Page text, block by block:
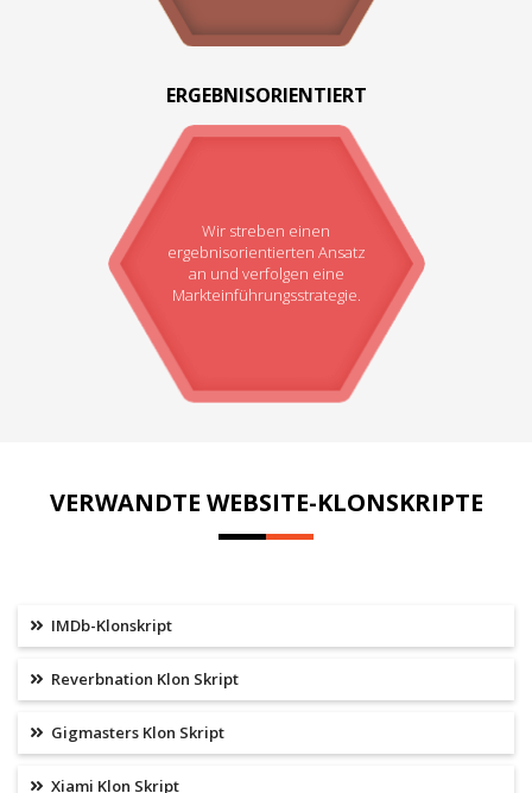
ERGEBNISORIENTIERT
Wir streben einen
ergebnisorientierten Ansatz
an und verfolgen eine
Markteinführungsstrategie.
VERWANDTE WEBSITE-KLONSKRIPTE
IMDb-Klonskript
Reverbnation Klon Skript
Gigmasters Klon Skript
Xiami Klon Skript